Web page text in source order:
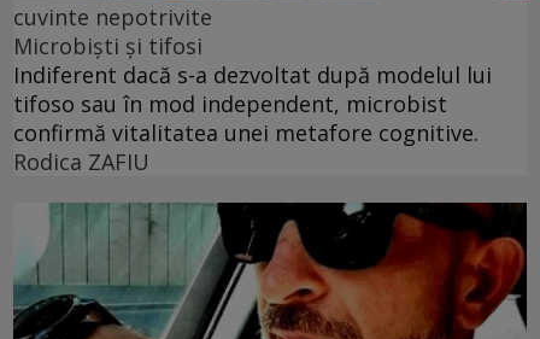
cuvinte nepotrivite
Microbiști și tifosi
Indiferent dacă s-a dezvoltat după modelul lui
tifoso sau în mod independent, microbist
confirmă vitalitatea unei metafore cognitive.
Rodica ZAFIU